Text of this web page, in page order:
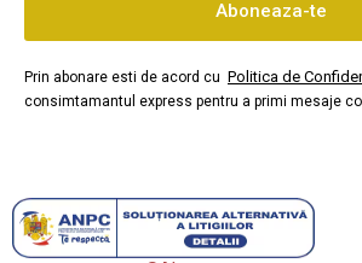
Aboneaza-te
Prin abonare esti de acord cu Politica de
consimtamantul express pentru a primi mesaje